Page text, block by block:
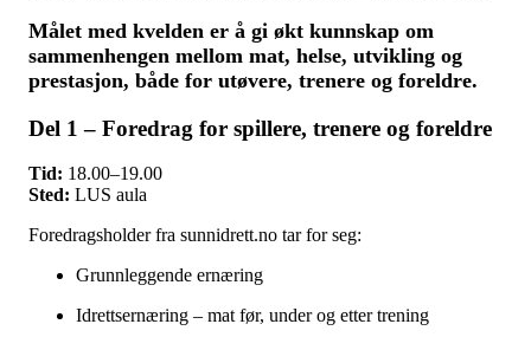
Målet med kvelden er å gi økt kunnskap om
sammenhengen mellom mat, helse, utvikling og
prestasjon, både for utøvere, trenere og foreldre.
Del 1 – Foredrag for spillere, trenere og foreldre
Tid: 18.00–19.00
Sted: LUS aula
Foredragsholder fra sunnidrett.no tar for seg:
Grunnleggende ernæring
Idrettsernæring – mat før, under og etter trening